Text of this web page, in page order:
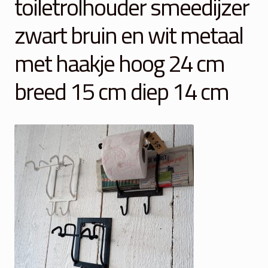
Winkelmand
Over Ons
Veelgestelde vragen
zwart bruin en wit metaal
met haakje hoog 24 cm
breed 15 cm diep 14 cm